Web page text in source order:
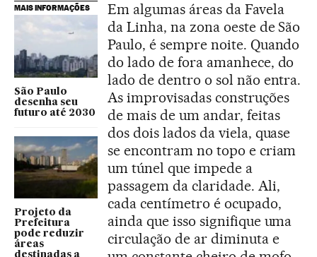
MAIS INFORMAÇÕES
São Paulo
desenha seu
futuro até 2030
Projeto da
Prefeitura
pode reduzir
áreas
destinadas a
Em algumas áreas da Favela
da Linha, na zona oeste de São
Paulo, é sempre noite. Quando
do lado de fora amanhece, do
lado de dentro o sol não entra.
As improvisadas construções
de mais de um andar, feitas
dos dois lados da viela, quase
se encontram no topo e criam
um túnel que impede a
passagem da claridade. Ali,
cada centímetro é ocupado,
ainda que isso signifique uma
circulação de ar diminuta e